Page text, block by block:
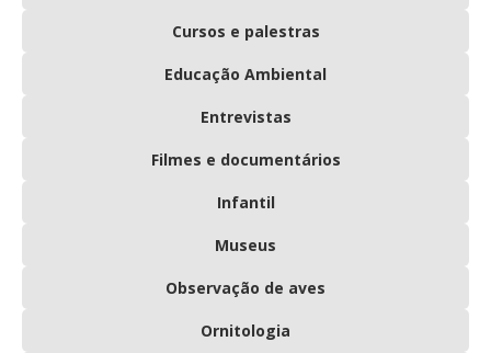
Cursos e palestras
Educação Ambiental
Entrevistas
Filmes e documentários
Infantil
Museus
Observação de aves
Ornitologia